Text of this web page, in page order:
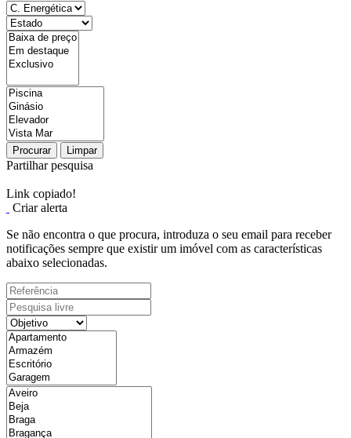
Procurar Limpar
Partilhar pesquisa
Link copiado!
Criar alerta
Se não encontra o que procura, introduza o seu email para receber
notificações sempre que existir um imóvel com as características
abaixo selecionadas.